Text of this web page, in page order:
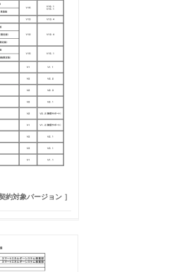
約対象バージョン ］